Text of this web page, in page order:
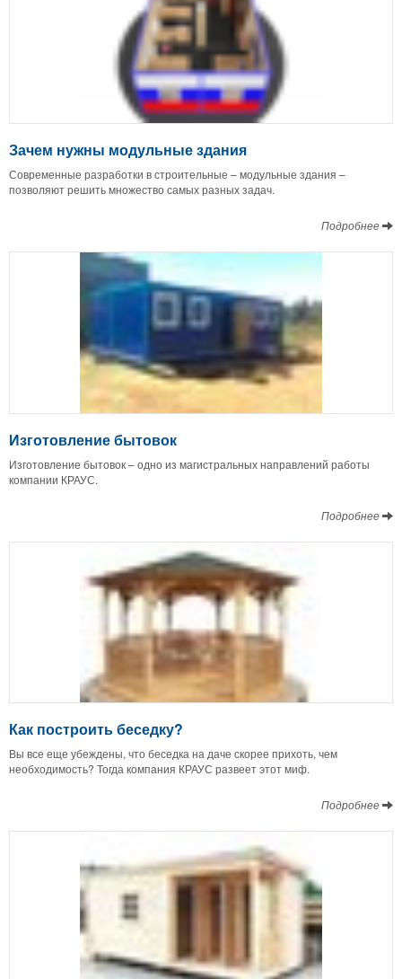
Зачем нужны модульные здания
Современные разработки в строительные – модульные здания –
позволяют решить множество самых разных задач.
Подробнее
Изготовление бытовок
Изготовление бытовок – одно из магистральных направлений работы
компании КРАУС.
Подробнее
Как построить беседку?
Вы все еще убеждены, что беседка на даче скорее прихоть, чем
необходимость? Тогда компания КРАУС развеет этот миф.
Подробнее